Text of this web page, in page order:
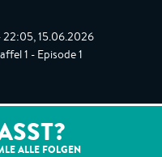
22:05, 15.06.2026
1 - Episode 1
ALLE FOLGEN